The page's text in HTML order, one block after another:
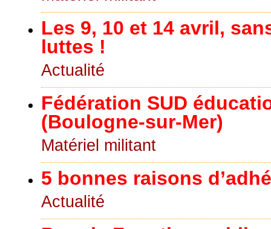
Les 9, 10 et 14 avril,
luttes !
Actualité
Fédération SUD
(Boulogne-sur-Mer)
Matériel militant
5 bonnes raisons
Actualité